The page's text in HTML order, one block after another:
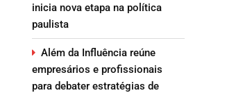
inicia nova etapa na política
paulista
Além da Influência reúne
empresários e profissionais
para debater estratégias de